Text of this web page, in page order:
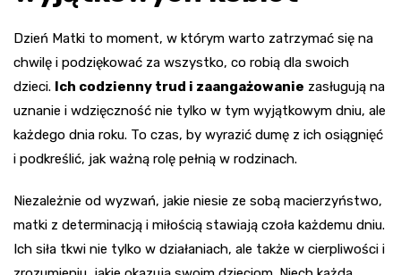
Dzień Matki to moment, w którym warto zatrzymać się na
chwilę i podziękować za wszystko, co robią dla swoich
dzieci. Ich codzienny trud i zaangażowanie zasługują na
uznanie i wdzięczność nie tylko w tym wyjątkowym dniu, ale
każdego dnia roku. To czas, by wyrazić dumę z ich osiągnięć
i podkreślić, jak ważną rolę pełnią w rodzinach.
Niezależnie od wyzwań, jakie niesie ze sobą macierzyństwo,
matki z determinacją i miłością stawiają czoła każdemu dniu.
Ich siła tkwi nie tylko w działaniach, ale także w cierpliwości i